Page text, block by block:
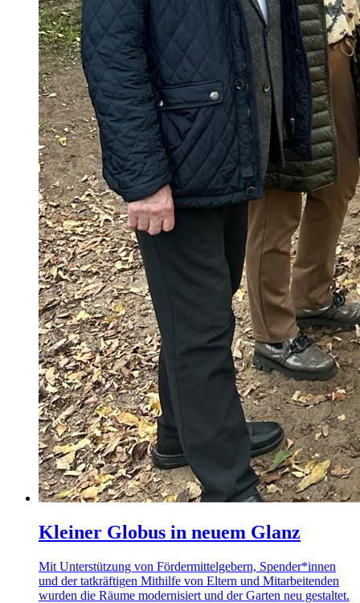
Kleiner Globus in neuem Glanz
Mit Unterstützung von Fördermittelgebern, Spender*innen
und der tatkräftigen Mithilfe von Eltern und Mitarbeitenden
wurden die Räume modernisiert und der Garten neu gestaltet.